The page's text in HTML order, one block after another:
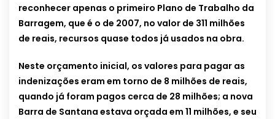
reconhecer apenas o primeiro Plano de Trabalho da
Barragem, que é o de 2007, no valor de 311 milhões
de reais, recursos quase todos já usados na obra.
Neste orçamento inicial, os valores para pagar as
indenizações eram em torno de 8 milhões de reais,
quando já foram pagos cerca de 28 milhões; a nova
Barra de Santana estava orçada em 11 milhões, e seu